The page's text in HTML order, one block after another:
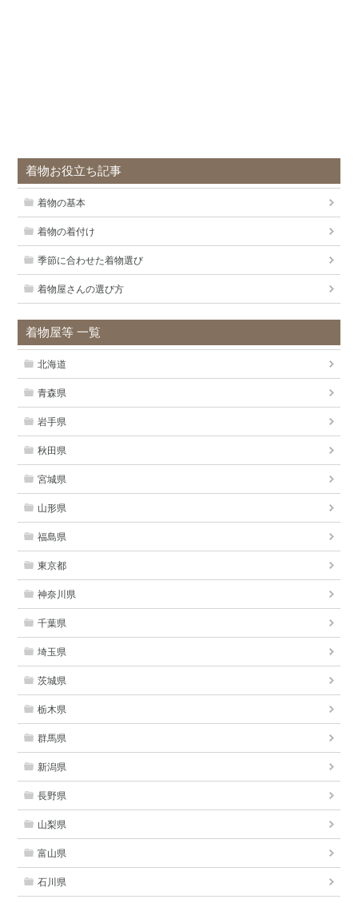
着物お役立ち記事
着物の基本
着物の着付け
季節に合わせた着物選び
着物屋さんの選び方
着物屋等 一覧
北海道
青森県
岩手県
秋田県
宮城県
山形県
福島県
東京都
神奈川県
千葉県
埼玉県
茨城県
栃木県
群馬県
新潟県
長野県
山梨県
富山県
石川県